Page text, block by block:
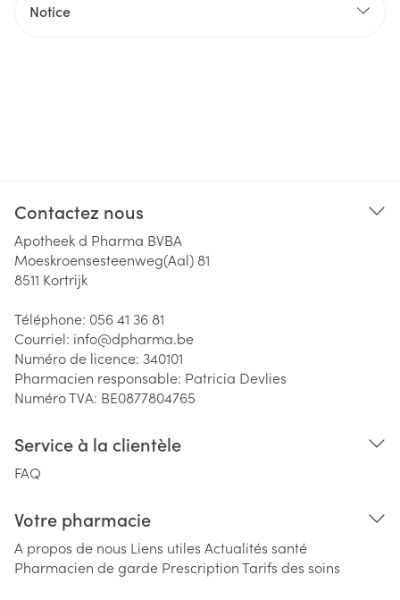
Notice
Contactez nous
Apotheek d Pharma BVBA
Moeskroensesteenweg(Aal) 81
8511 Kortrijk
Téléphone: 056 41 36 81
Courriel: info@dpharma.be
Numéro de licence: 340101
Pharmacien responsable: Patricia Devlies
Numéro TVA: BE0877804765
Service à la clientèle
FAQ
Votre pharmacie
A propos de nous Liens utiles Actualités santé
Pharmacien de garde PrescriptionTarifs des soins